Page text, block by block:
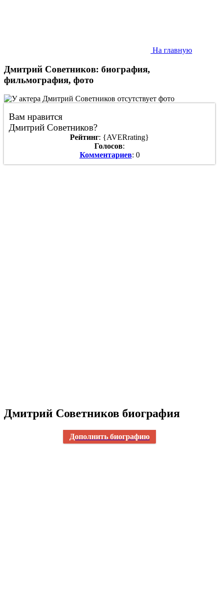
На главную
Дмитрий Советников: биография,
фильмография, фото
Вам нравится
Дмитрий Советников?
Рейтинг: {AVERrating}
Голосов:
Комментариев: 0
Дмитрий Советников биография
Дополнить биографию